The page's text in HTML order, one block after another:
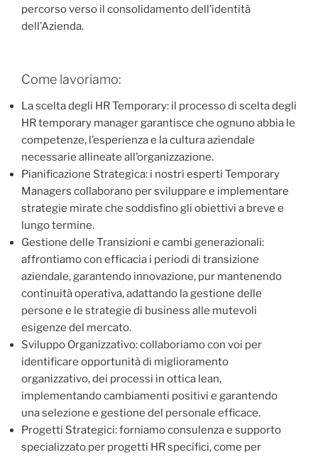
percorso verso il consolidamento dell’identità
dell’Azienda.
Come lavoriamo:
La scelta degli HR Temporary: il processo di scelta degli
HR temporary manager garantisce che ognuno abbia le
competenze, l’esperienza e la cultura aziendale
necessarie allineate all’organizzazione.
Pianificazione Strategica: i nostri esperti Temporary
Managers collaborano per sviluppare e implementare
strategie mirate che soddisfino gli obiettivi a breve e
lungo termine.
Gestione delle Transizioni e cambi generazionali:
affrontiamo con efficacia i periodi di transizione
aziendale, garantendo innovazione, pur mantenendo
continuità operativa, adattando la gestione delle
persone e le strategie di business alle mutevoli
esigenze del mercato.
Sviluppo Organizzativo: collaboriamo con voi per
identificare opportunità di miglioramento
organizzativo, dei processi in ottica lean,
implementando cambiamenti positivi e garantendo
una selezione e gestione del personale efficace.
Progetti Strategici: forniamo consulenza e supporto
specializzato per progetti HR specifici, come per